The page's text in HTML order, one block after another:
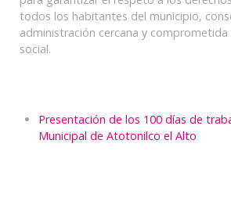
todos los habitantes del municipio,
administración cercana y comprometida
social.
Presentación de los 100 días de
Municipal de Atotonilco el Alto